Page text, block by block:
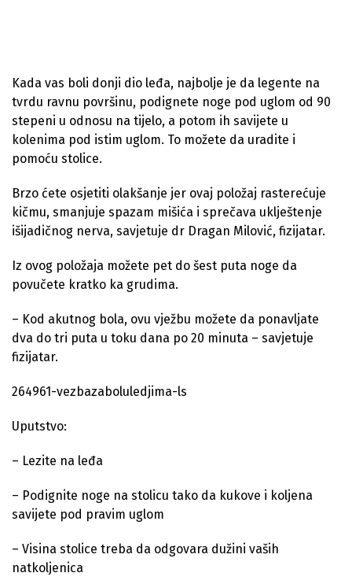
Kada vas boli donji dio leđa, najbolje je da legente na
tvrdu ravnu površinu, podignete noge pod uglom od 90
stepeni u odnosu na tijelo, a potom ih savijete u
kolenima pod istim uglom. To možete da uradite i
pomoću stolice.
Brzo ćete osjetiti olakšanje jer ovaj položaj rasterećuje
kičmu, smanjuje spazam mišića i sprečava uklještenje
išijadičnog nerva, savjetuje dr Dragan Milović, fizijatar.
Iz ovog položaja možete pet do šest puta noge da
povučete kratko ka grudima.
– Kod akutnog bola, ovu vježbu možete da ponavljate
dva do tri puta u toku dana po 20 minuta – savjetuje
fizijatar.
264961-vezbazaboluledjima-ls
Uputstvo:
– Lezite na leđa
– Podignite noge na stolicu tako da kukove i koljena
savijete pod pravim uglom
– Visina stolice treba da odgovara dužini vaših
natkoljenica